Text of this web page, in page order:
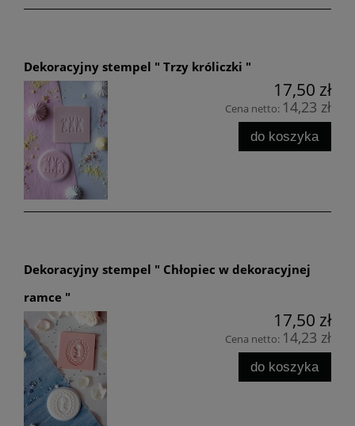
Dekoracyjny stempel " Trzy króliczki "
17,50 zł
Cena netto: 14,23 zł
do koszyka
Dekoracyjny stempel " Chłopiec w dekoracyjnej
ramce "
17,50 zł
Cena netto: 14,23 zł
do koszyka